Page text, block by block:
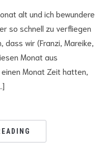
alt und ich bewundere
so schnell zu verfliegen
wir (Franzi, Mareike,
Monat aus
Monat Zeit hatten,